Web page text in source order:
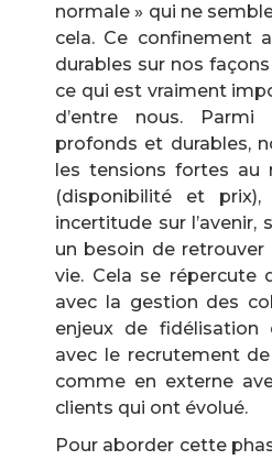
normale » qui ne
cela. Ce confinement
durables sur nos
ce qui est vraiment
d’entre nous. Parmi
profonds et durables,
les tensions fortes au
(disponibilité et
incertitude sur l’avenir,
un besoin de retrouver
vie. Cela se répercute
avec la gestion des
enjeux de fidélisation
avec le recrutement
comme en externe
clients qui ont évolué.
Pour aborder cette